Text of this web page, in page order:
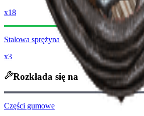
x18
Stalowa sprężyna
x3
Rozkłada się na
Części gumowe